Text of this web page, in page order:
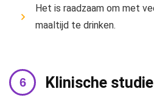
Het is raadzaam om met
maaltijd te drinken.
Klinische